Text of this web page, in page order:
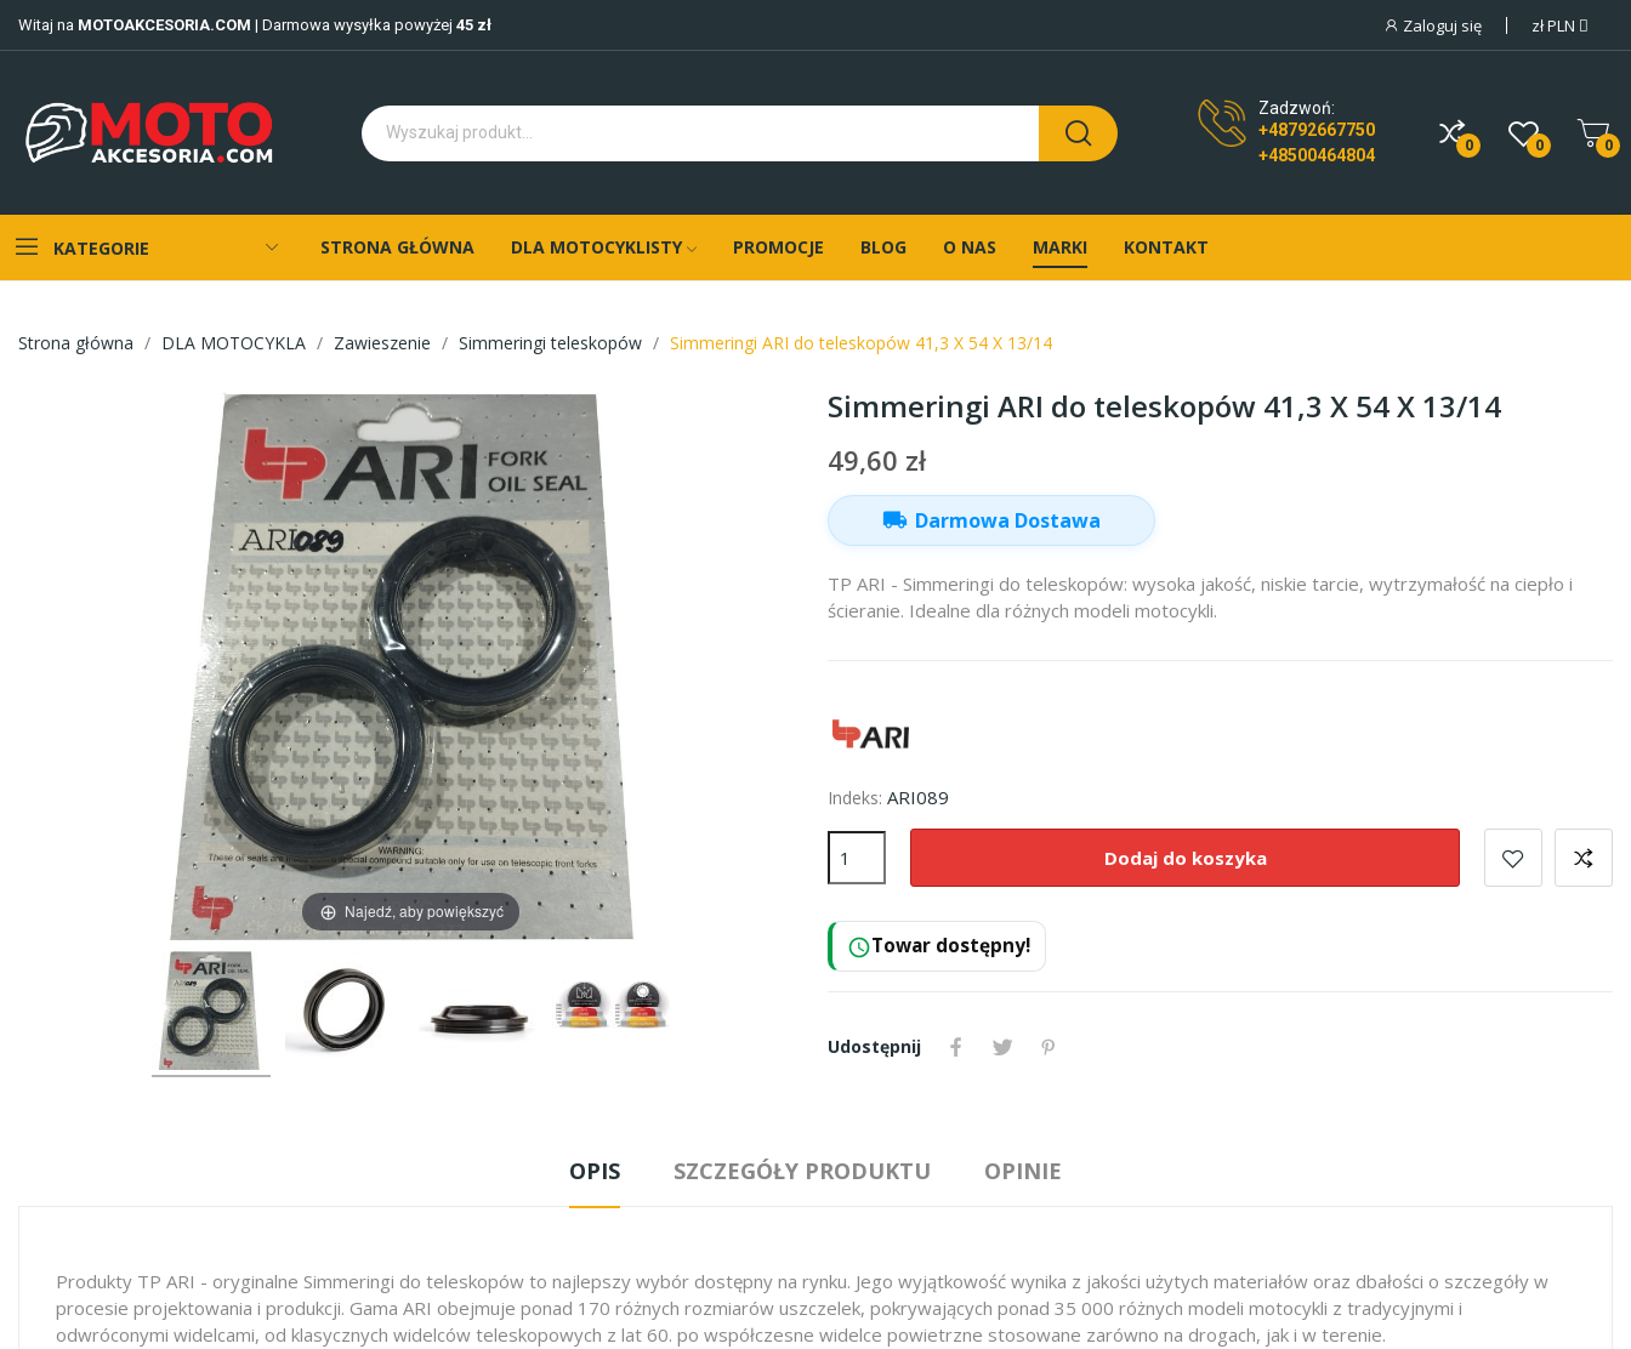
Witaj na MOTOAKCESORIA.COM | Darmowa wysyłka powyżej 45 zł Zaloguj się złPLN
Zadzwoń:
+48792667750
+48500464804
0 0 0
KATEGORIE STRONA GŁÓWNA DLA MOTOCYKLISTY PROMOCJE BLOG O NAS MARKI KONTAKT
Strona główna DLA MOTOCYKLA Zawieszenie Simmeringi teleskopów Simmeringi ARI do teleskopów 41,3 X 54 X 13/14
Najedź, aby powiększyć
Simmeringi ARI do teleskopów 41,3 X 54 X 13/14
49,60 zł
local_shipping Darmowa Dostawa
TP ARI - Simmeringi do teleskopów: wysoka jakość, niskie tarcie, wytrzymałość na ciepło i
ścieranie. Idealne dla różnych modeli motocykli.
Indeks: ARI089
Dodaj do koszyka
scheduleTowar dostępny!
Udostępnij
OPIS SZCZEGÓŁY PRODUKTU OPINIE
Produkty TP ARI - oryginalne Simmeringi do teleskopów to najlepszy wybór dostępny na rynku. Jego wyjątkowość wynika z jakości użytych materiałów oraz dbałości o szczegóły w
procesie projektowania i produkcji. Gama ARI obejmuje ponad 170 różnych rozmiarów uszczelek, pokrywających ponad 35 000 różnych modeli motocykli z tradycyjnymi i
odwróconymi widelcami, od klasycznych widelców teleskopowych z lat 60. po współczesne widelce powietrzne stosowane zarówno na drogach, jak i w terenie.